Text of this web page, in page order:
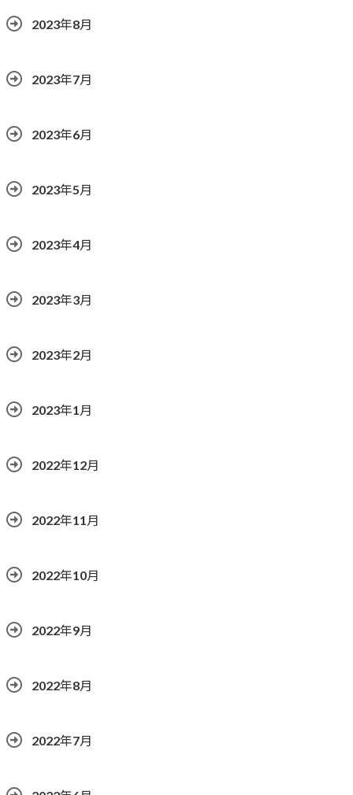
2023年8月
2023年7月
2023年6月
2023年5月
2023年4月
2023年3月
2023年2月
2023年1月
2022年12月
2022年11月
2022年10月
2022年9月
2022年8月
2022年7月